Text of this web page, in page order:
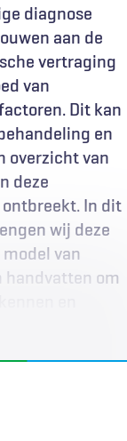
diagnose
aan de
vertraging
van
Dit kan
en
overzicht van
deze
In dit
wij deze
van
handvatten om
en